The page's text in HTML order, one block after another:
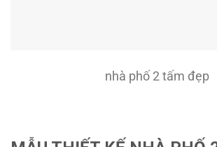
nhà phố 2 tấm đẹp